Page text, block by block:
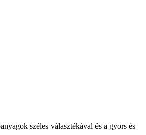
széles választékával és a gyors és